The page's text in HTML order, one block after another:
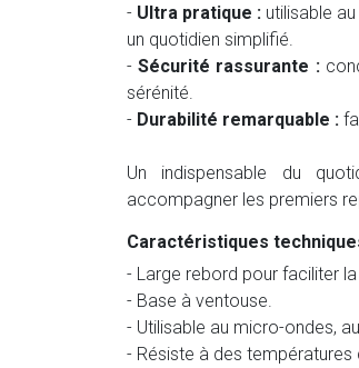
- Ultra pratique : utilisable
un quotidien simplifié.
-Sécurité rassurante :
sérénité.
- Durabilité remarquable :
Un indispensable du
accompagner les premiers
Caractéristiques
- Large rebord pour faciliter
- Base à ventouse.
- Utilisable au micro-ondes,
- Résiste à des températures